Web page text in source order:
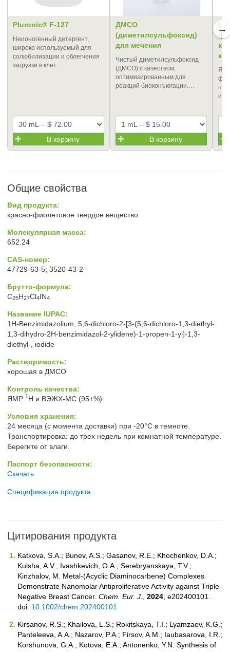
Pluronic® F-127
Неионогенный детергент,
широко используемый для
солюбилизации и облегчения
загрузки в клет…
В корзину
ДМСО
(диметилсульфоксид)
для мечения
Чистый диметилсульфоксид
(ДМСО) с качеством,
оптимизированным для
реакций биоконъюгации.…
В корзину
и
→
Общие свойства
Вид продукта:
красно-фиолетовое твердое вещество
Молекулярная масса:
652.24
CAS-номер:
47729-63-5; 3520-43-2
Брутто-формула:
C25H27Cl4IN4
Название IUPAC:
1H-Benzimidazolium, 5,6-dichloro-2-[3-(5,6-dichloro-1,3-diethyl-
1,3-dihydro-2H-benzimidazol-2-ylidene)-1-propen-1-yl]-1,3-
diethyl-, iodide
Растворимость:
хорошая в ДМСО
Контроль качества:
ЯМР 1 H и ВЭЖХ-МС (95+%)
Условия хранения:
24 месяца (с момента доставки) при -20°C в темноте.
Транспортировка: до трех недель при комнатной температуре.
Берегите от влаги.
Паспорт безопасности:
Скачать
Спецификация продукта
Цитирования продукта
Katkova, S.A.; Bunev, A.S.; Gasanov, R.E.; Khochenkov, D.A.;
Kulsha, A.V.; Ivashkevich, O.A.; Serebryanskaya, T.V.;
Kinzhalov, M. Metal‐(Acyclic Diaminocarbene) Complexes
Demonstrate Nanomolar Antiproliferative Activity against Triple‐
Negative Breast Cancer. Chem. Eur. J., 2024, e202400101.
doi: 10.1002/chem.202400101
Kirsanov, R.S.; Khailova, L.S.; Rokitskaya, T.I.; Lyamzaev, K.G.;
Panteleeva, A.A.; Nazarov, P.A.; Firsov, A.M.; Iaubasarova, I.R.;
Korshunova, G.A.; Kotova, E.A.; Antonenko, Y.N. Synthesis of